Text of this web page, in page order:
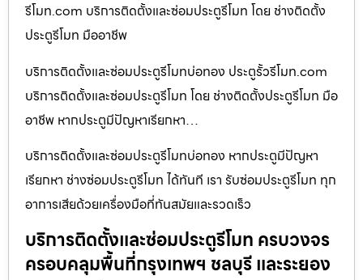
รีโมท.com บริการติดตั้งและซ่อมประตูรีโมท โดย ช่างติดตั้ง
ประตูรีโมท มืออาชีพ
บริการติดตั้งและซ่อมประตูรีโมทบ่อทอง ประตูรั้วรีโมท.com
บริการติดตั้งและซ่อมประตูรีโมท โดย ช่างติดตั้งประตูรีโมท มือ
อาชีพ หากประตูมีปัญหาเรียกหา…
บริการติดตั้งและซ่อมประตูรีโมทบ่อทอง หากประตูมีปัญหา
เรียกหา ช่างซ่อมประตูรีโมท ได้ทันที เรา รับซ่อมประตูรีโมท ทุก
อาการเสียด้วยเครื่องมือที่ทันสมัยและรวดเร็ว
บริการติดตั้งและซ่อมประตูรีโมท ครบวงจร
ครอบคลุมพื้นที่กรุงเทพฯ ชลบุรี และระยอง